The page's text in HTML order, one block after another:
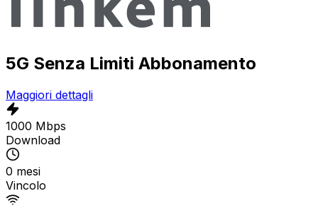
5G Senza Limiti Abbonamento
Maggiori dettagli
1000 Mbps
Download
0 mesi
Vincolo